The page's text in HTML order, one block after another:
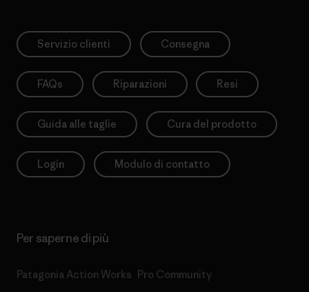
Servizio clienti Consegna
FAQs Riparazioni Resi
Guida alle taglie Cura del prodotto
Login Modulo di contatto
Per saperne di più
Patagonia Action Works Pro Community